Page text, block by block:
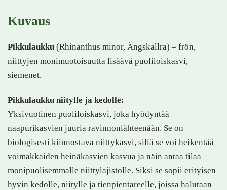
Kuvaus
Pikkulaukku (Rhinanthus minor, Ängskallra) – frön,
niittyjen monimuotoisuutta lisäävä puoliloiskasvi,
siemenet.
Pikkulaukku niitylle ja kedolle:
Yksivuotinen puoliloiskasvi, joka hyödyntää
naapurikasvien juuria ravinnonlähteenään. Se on
biologisesti kiinnostava niittykasvi, sillä se voi heikentää
voimakkaiden heinäkasvien kasvua ja näin antaa tilaa
monipuolisemmalle niittylajistolle. Siksi se sopii erityisen
hyvin kedolle, niitylle ja tienpientareelle, joissa halutaan